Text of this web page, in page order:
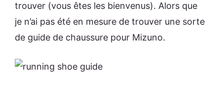
trouver (vous êtes les bienvenus). Alors que
je n’ai pas été en mesure de trouver une sorte
de guide de chaussure pour Mizuno.